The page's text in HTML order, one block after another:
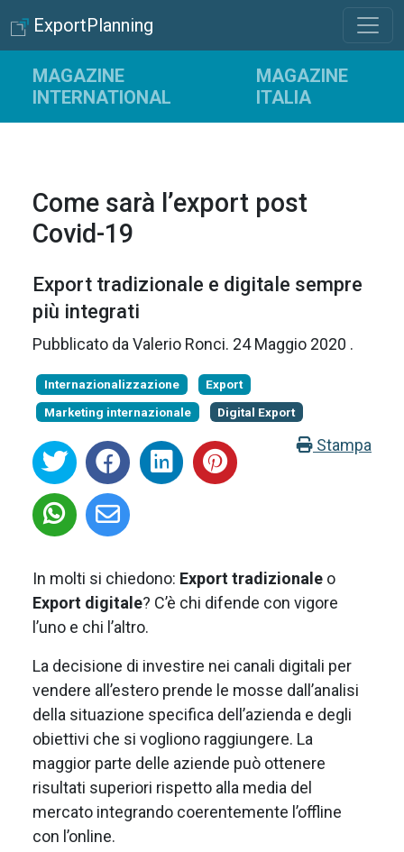
ExportPlanning
MAGAZINE
INTERNATIONAL
MAGAZINE
ITALIA
Come sarà l’export post
Covid-19
Export tradizionale e digitale sempre
più integrati
Pubblicato da Valerio Ronci. 24 Maggio 2020 .
Internazionalizzazione
Export
Marketing internazionale
Digital Export
Stampa
In molti si chiedono: Export tradizionale o
Export digitale? C’è chi difende con vigore
l’uno e chi l’altro.
La decisione di investire nei canali digitali per
vendere all’estero prende le mosse dall’analisi
della situazione specifica dell’azienda e degli
obiettivi che si vogliono raggiungere. La
maggior parte delle aziende può ottenere
risultati superiori rispetto alla media del
mercato integrando coerentemente l’offline
con l’online.